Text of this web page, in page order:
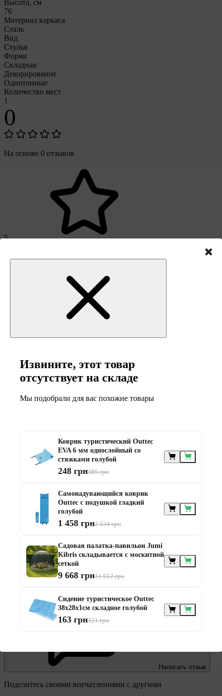
Высота, см
76
Материал каркаса
Сталь
Вид
Стулья
Форма
Складная
Декорирование
Однотонные
Количество мест
1
0
На основе 0 отзывов
5
Написать отзыв
Поделитесь своими впечатлениями с другими
Извините, этот товар
отсутствует на складе
Мы подобрали для вас похожие товары
Коврик туристический Outtec
EVA 6 мм однослойный со
стяжками голубой
248 грн389 грн
Самонадувающийся коврик
Outtec с подушкой гладкий
голубой
1 458 грн2 534 грн
Садовая палатка-павильон Jumi
Kibris складывается с москитной
сеткой
9 668 грн11 012 грн
Сидение туристическое Outtec
38x28x1см складное голубой
163 грн321 грн